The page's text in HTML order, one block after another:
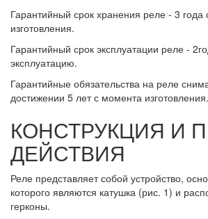
Гарантийный срок хранения реле - 3
изготовления.
Гарантийный срок эксплуатации реле -
эксплуатацию.
Гарантийные обязательства на реле
достижении 5 лет с момента изготовления.
КОНСТРУКЦИЯ И
ДЕЙСТВИЯ
Реле представляет собой устройство,
которого являются катушка (рис. 1) и
герконы.